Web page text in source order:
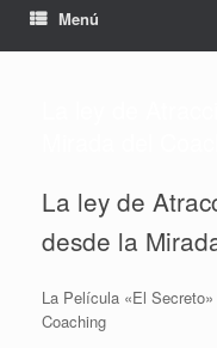
Menú
La ley de
desde la
La Película «El
Coaching